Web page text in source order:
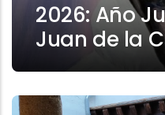
2026: Año
Juan de la